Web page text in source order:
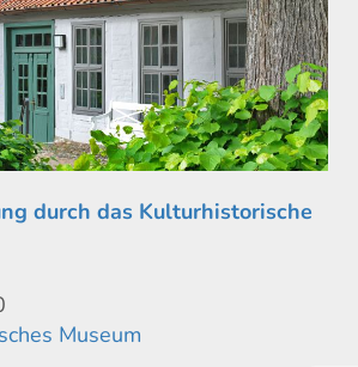
durch das Kulturhistorische
Museum